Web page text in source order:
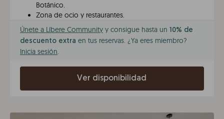
Botánico.
Zona de ocio y restaurantes.
Únete a Líbere Community y consigue hasta un 10% de
descuento extra en tus reservas. ¿Ya eres miembro?
Inicia sesión.
Ver disponibilidad